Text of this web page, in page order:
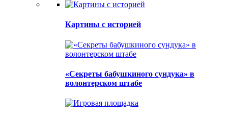
Картины с историей
«Секреты бабушкиного сундука» в
волонтерском штабе